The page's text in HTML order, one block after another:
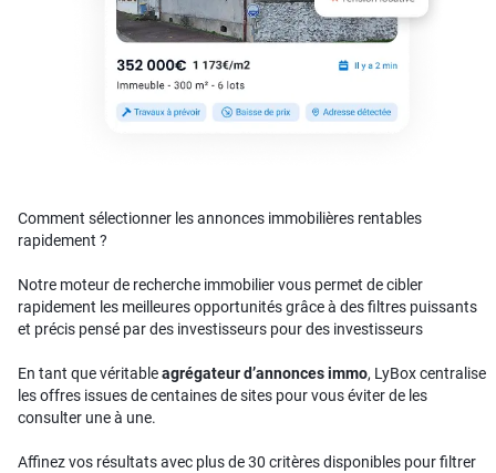
Comment sélectionner les annonces immobilières rentables
rapidement ?
Notre moteur de recherche immobilier vous permet de cibler
rapidement les meilleures opportunités grâce à des filtres puissants
et précis pensé par des investisseurs pour des investisseurs
En tant que véritableagrégateur d’annonces immo, LyBox centralise
les offres issues de centaines de sites pour vous éviter de les
consulter une à une.
Affinez vos résultats avec plus de 30 critères disponibles pour filtrer